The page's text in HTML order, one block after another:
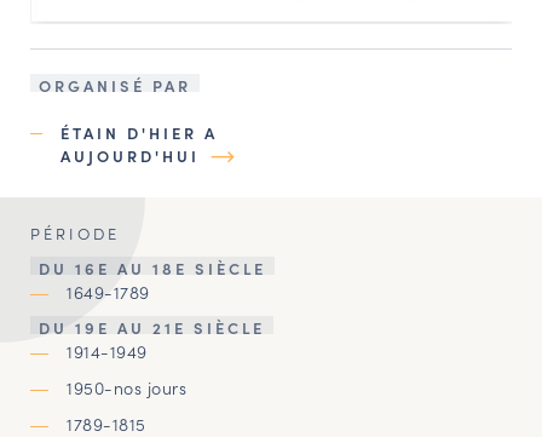
ORGANISÉ PAR
ÉTAIN D'HIER A
AUJOURD'HUI
PÉRIODE
DU 16E AU 18E SIÈCLE
1649-1789
DU 19E AU 21E SIÈCLE
1914-1949
1950-nos jours
1789-1815